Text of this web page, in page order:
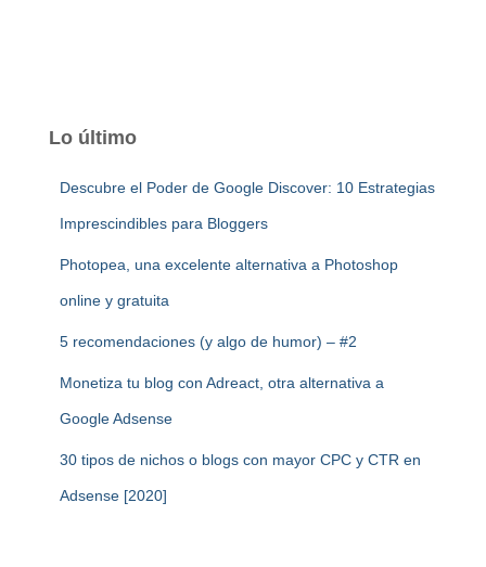
Lo último
Descubre el Poder de Google Discover: 10 Estrategias
Imprescindibles para Bloggers
Photopea, una excelente alternativa a Photoshop
online y gratuita
5 recomendaciones (y algo de humor) – #2
Monetiza tu blog con Adreact, otra alternativa a
Google Adsense
30 tipos de nichos o blogs con mayor CPC y CTR en
Adsense [2020]